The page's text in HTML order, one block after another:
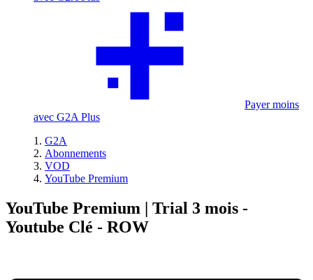
Payer moins
avec G2A Plus
G2A
Abonnements
VOD
YouTube Premium
YouTube Premium | Trial 3 mois -
Youtube Clé - ROW